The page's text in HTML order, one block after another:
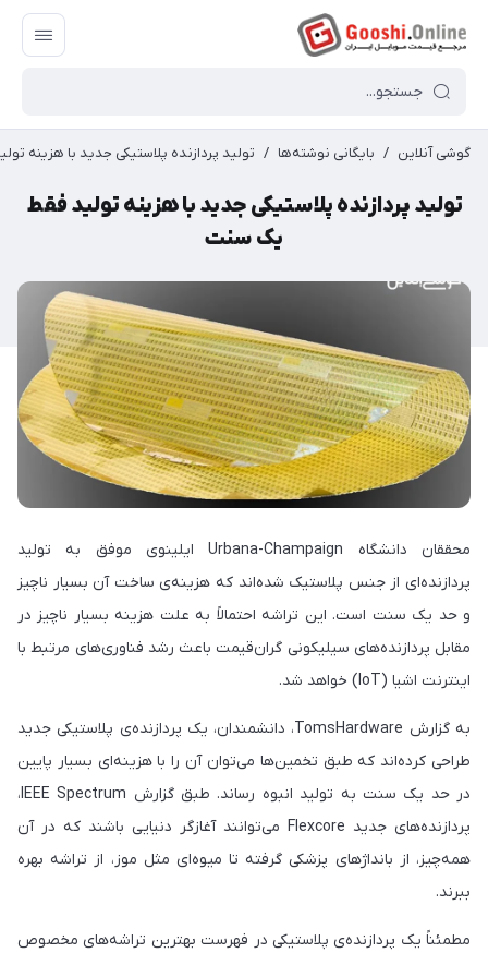
گوشی آنلاین / بایگانی نوشته‌ها / تولید پردازنده‌ پلاستیکی جدید با هزینه
تولید پردازنده‌ پلاستیکی جدید با هزینه تولید فقط
یک سنت
محققان دانشگاه Urbana-Champaign ایلینوی موفق به تولید
پردازنده‌ای از جنس پلاستیک شده‌اند که هزینه‌ی ساخت آن بسیار ناچیز
و حد یک سنت است. این تراشه احتمالاً به علت هزینه بسیار ناچیز در
مقابل پردازنده‌های سیلیکونی گران‌قیمت باعث رشد فناوری‌های مرتبط با
اینترنت اشیا (IoT) خواهد شد.
به گزارش TomsHardware، دانشمندان، یک پردازنده‌ی پلاستیکی جدید
طراحی کرده‌اند که طبق تخمین‌ها می‌توان آن را با هزینه‌ای بسیار پایین
در حد یک سنت به‌ تولید انبوه رساند. طبق گزارش IEEE Spectrum،
پردازنده‌های جدید Flexcore می‌توانند آغازگر دنیایی باشند که در آن
همه‌چیز، از بانداژهای پزشکی گرفته تا میوه‌ای مثل موز، از تراشه بهره
ببرند.
مطمئناً یک پردازنده‌ی پلاستیکی در فهرست بهترین تراشه‌های مخصوص